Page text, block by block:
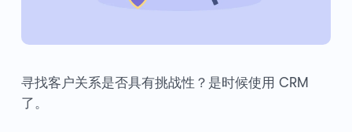
寻找客户关系是否具有挑战性？是时候使用 CRM
了。